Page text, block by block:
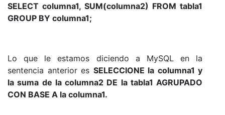
SELECT columna1, SUM(columna2) FROM tabla1
GROUP BY columna1;
Lo que le estamos diciendo a MySQL en la
sentencia anterior es SELECCIONE la columna1 y
la suma de la columna2 DE la tabla1 AGRUPADO
CON BASE A la columna1.